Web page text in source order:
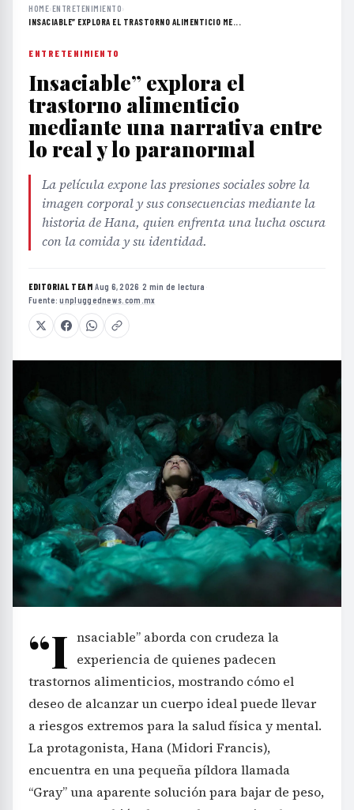
HOME›ENTRETENIMIENTO›
INSACIABLE” EXPLORA EL TRASTORNO ALIMENTICIO ME...
ENTRETENIMIENTO
Insaciable” explora el
trastorno alimenticio
mediante una narrativa entre
lo real y lo paranormal
La película expone las presiones sociales sobre la
imagen corporal y sus consecuencias mediante la
historia de Hana, quien enfrenta una lucha oscura
con la comida y su identidad.
EDITORIAL TEAM·Aug 6, 2026 ·2 min de lectura ·
Fuente:unpluggednews.com.mx
“I nsaciable” aborda con crudeza la
experiencia de quienes padecen
trastornos alimenticios, mostrando cómo el
deseo de alcanzar un cuerpo ideal puede llevar
a riesgos extremos para la salud física y mental.
La protagonista, Hana (Midori Francis),
encuentra en una pequeña píldora llamada
“Gray” una aparente solución para bajar de peso,